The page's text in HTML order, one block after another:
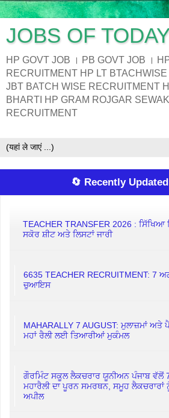
JOBS OF
HP GOVT JOB । PB GOVT JOB ।
RECRUITMENT HP LT
JBT BATCH WISE RECRUITMENT
BHARTI HP GRAM ROJGAR
RECRUITMENT
🔄 Recently
TEACHER TRANSFER 2026 :
ਸਕੋਰ ਸ਼ੀਟ ਅਤੇ ਲਿਸਟਾਂ ਜਾਰੀ
6635 TEACHER RECRUITMENT: 7
ਚੁਆਇਸ
MAHARALLY 7 AUGUST: ਮੁਲਾਜ਼ਮਾਂ ਅਤੇ
ਮਹਾਂ ਰੈਲੀ ਲਈ ਤਿਆਰੀਆਂ ਮੁਕੰਮਲ
ਗੌਰਮਿੰਟ ਸਕੂਲ ਲੈਕਚਰਾਰ ਯੂਨੀਅਨ ਪੰਜਾਬ ਵੱਲੋਂ
ਮਹਾਰੈਲੀ ਦਾ ਪੂਰਨ ਸਮਰਥਨ, ਸਮੂਹ
ਅਪੀਲ